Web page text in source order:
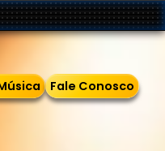
• MÚSICA,
Fale Conosco